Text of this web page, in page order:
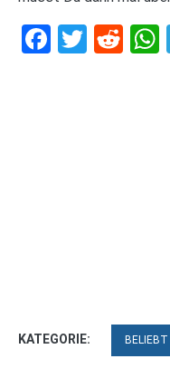
Facebook
KATEGORIE: BELIEBT